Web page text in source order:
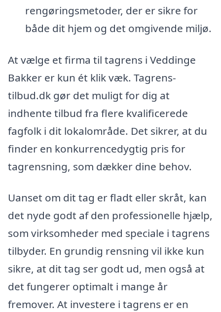
rengøringsmetoder, der er sikre for
både dit hjem og det omgivende miljø.
At vælge et firma til tagrens i Veddinge
Bakker er kun ét klik væk. Tagrens-
tilbud.dk gør det muligt for dig at
indhente tilbud fra flere kvalificerede
fagfolk i dit lokalområde. Det sikrer, at du
finder en konkurrencedygtig pris for
tagrensning, som dækker dine behov.
Uanset om dit tag er fladt eller skråt, kan
det nyde godt af den professionelle hjælp,
som virksomheder med speciale i tagrens
tilbyder. En grundig rensning vil ikke kun
sikre, at dit tag ser godt ud, men også at
det fungerer optimalt i mange år
fremover. At investere i tagrens er en